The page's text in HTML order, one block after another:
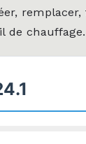
de chauffage.